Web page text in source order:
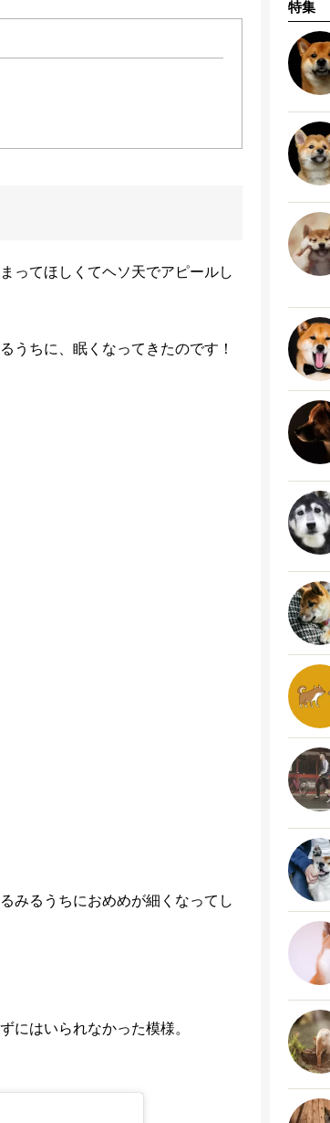
ってほしくてヘソ天でアピールし
うちに、眠くなってきたのです！
みるうちにおめめが細くなってし
にはいられなかった模様。
特集